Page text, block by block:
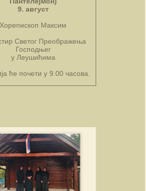
9. август
Хорепископ Максим
Светог Преображења
Господњег
у Леушићима
ће почети у 9.00 часова.